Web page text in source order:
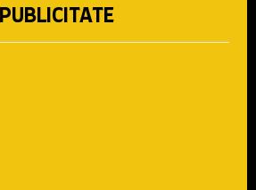
PUBLICITATE